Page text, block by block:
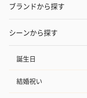
ブランドから探す
シーンから探す
誕生日
結婚祝い